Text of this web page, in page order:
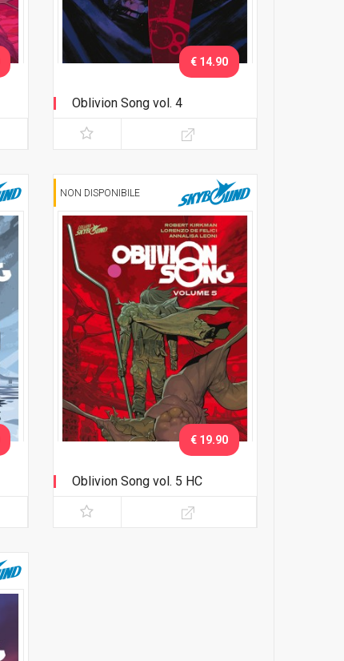
Oblivion Song vol. 4
€ 14.90
NON DISPONIBILE
Oblivion Song vol. 5 HC
€ 19.90